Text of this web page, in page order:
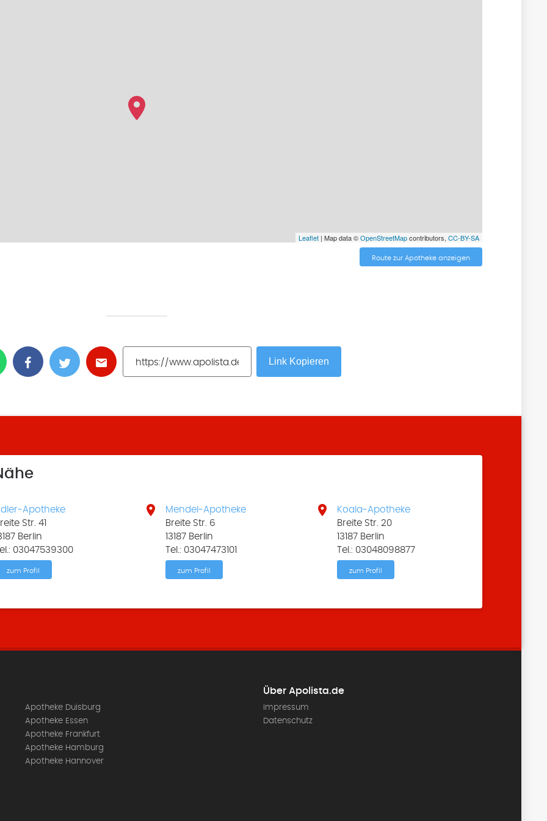
Leaflet| Map data ©OpenStreetMapcontributors, CC-BY-SA
Route zur Apotheke anzeigen
Link Kopieren
Apotheke
Str. 41
Berlin
03047539300
zum Profil

Mendel-Apotheke
Breite Str. 6
13187 Berlin
Tel.: 03047473101
zum Profil

Koala-Apotheke
Breite Str. 20
13187 Berlin
Tel.: 03048098877
zum Profil
Apotheke Duisburg
Apotheke Essen
Apotheke Frankfurt
Apotheke Hamburg
Apotheke Hannover
Über Apolista.de
Impressum
Datenschutz